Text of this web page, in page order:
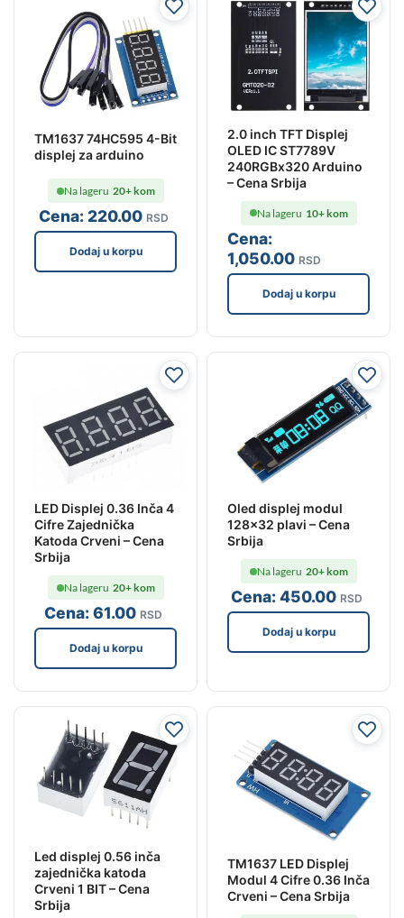
TM1637 74HC595 4-Bit
displej za arduino
Cena: 220.00 RSD
Na lageru 20+ kom
Dodaj u korpu
2.0 inch TFT Displej
OLED IC ST7789V
240RGBx320 Arduino
– Cena Srbija
Cena:
1,050.00 RSD
Na lageru 10+ kom
Dodaj u korpu
LED Displej 0.36 Inča 4
Cifre Zajednička
Katoda Crveni – Cena
Srbija
Cena:61.00 RSD
Na lageru 20+ kom
Dodaj u korpu
Oled displej modul
128×32 plavi – Cena
Srbija
Cena:450.00 RSD
Na lageru 20+ kom
Dodaj u korpu
Led displej 0.56 inča
zajednička katoda
Crveni 1 BIT – Cena
Srbija
TM1637 LED Displej
Modul 4 Cifre 0.36 Inča
Crveni – Cena Srbija